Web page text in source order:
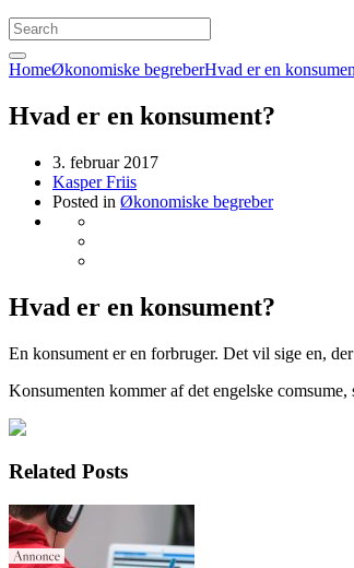
HomeØkonomiske begreberHvad er en
Hvad er en konsument?
3. februar 2017
Kasper Friis
Posted in Økonomiske begreber
Hvad er en konsument?
En konsument er en forbruger. Det vil sige en,
Konsumenten kommer af det engelske
Related Posts